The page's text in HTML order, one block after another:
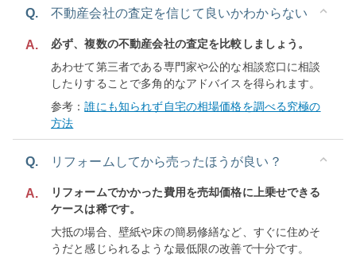
Q. 不動産会社の査定を信じて良いかわからない
A.
必ず、複数の不動産会社の査定を比較しましょう。
あわせて第三者である専門家や公的な相談窓口に相談
したりすることで多角的なアドバイスを得られます。
参考：誰にも知られず自宅の相場価格を調べる究極の
方法
Q. リフォームしてから売ったほうが良い？
A.
リフォームでかかった費用を売却価格に上乗せできる
ケースは稀です。
大抵の場合、壁紙や床の簡易修繕など、すぐに住めそ
うだと感じられるような最低限の改善で十分です。